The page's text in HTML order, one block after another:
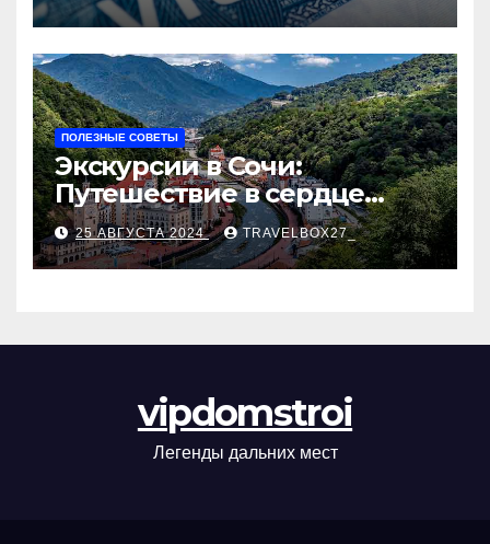
ПОЛЕЗНЫЕ СОВЕТЫ
Экскурсии в Сочи:
Путешествие в сердце
Черноморского курорта
25 АВГУСТА 2024 TRAVELBOX27_
vipdomstroi
Легенды дальних мест